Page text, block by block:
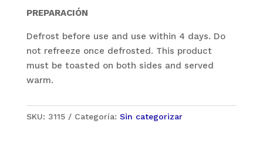
PREPARACIÓN
Defrost before use and use within 4 days. Do
not refreeze once defrosted. This product
must be toasted on both sides and served
warm.
SKU: 3115 Categoría: Sin categorizar